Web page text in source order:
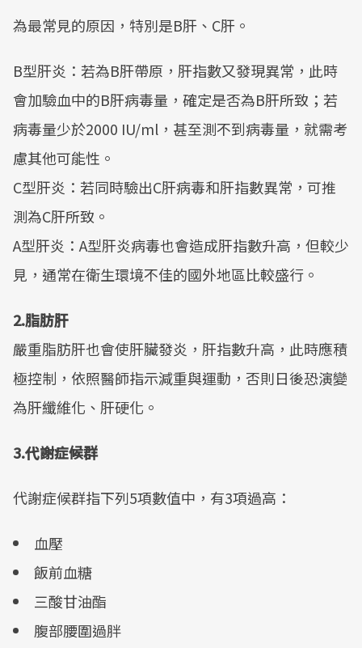
為最常見的原因，特別是B肝、C肝。
B型肝炎：若為B肝帶原，肝指數又發現異常，此時
會加驗血中的B肝病毒量，確定是否為B肝所致；若
病毒量少於2000 IU/ml，甚至測不到病毒量，就需考
慮其他可能性。
C型肝炎：若同時驗出C肝病毒和肝指數異常，可推
測為C肝所致。
A型肝炎：A型肝炎病毒也會造成肝指數升高，但較少
見，通常在衛生環境不佳的國外地區比較盛行。
2.脂肪肝
嚴重脂肪肝也會使肝臟發炎，肝指數升高，此時應積
極控制，依照醫師指示減重與運動，否則日後恐演變
為肝纖維化、肝硬化。
3.代謝症候群
代謝症候群指下列5項數值中，有3項過高：
血壓
飯前血糖
三酸甘油酯
腹部腰圍過胖